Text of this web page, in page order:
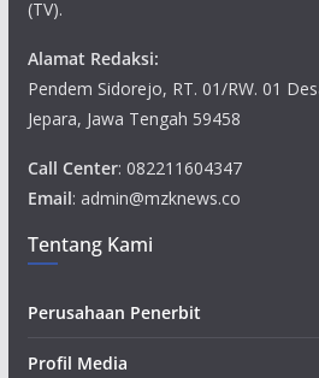
(TV).
Alamat Redaksi:
Pendem Sidorejo, RT. 01/RW. 01
Jepara, Jawa Tengah 59458
Call Center: 082211604347
Email: admin@mzknews.co
Tentang Kami
Perusahaan Penerbit
Profil Media